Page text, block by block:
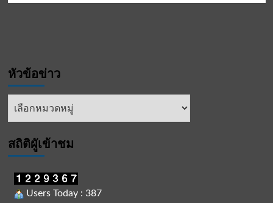
หัวข้อข่าว
หัวข้อ
สถิติผูัเข้าชม
Users Today : 387